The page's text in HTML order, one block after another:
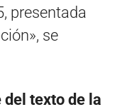
presentada
se
texto de la